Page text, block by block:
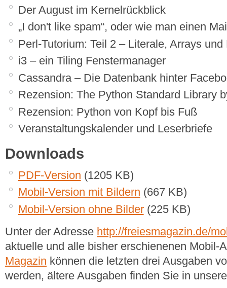
Der August im Kernelrückblick
„I don't like spam“, oder wie man einen
Perl-Tutorium: Teil 2 – Literale, Arrays und
i3 – ein Tiling Fenstermanager
Cassandra – Die Datenbank hinter
Rezension: The Python Standard Library
Rezension: Python von Kopf bis Fuß
Veranstaltungskalender und Leserbriefe
Downloads
PDF-Version (1205 KB)
Mobil-Version mit Bildern (667 KB)
Mobil-Version ohne Bilder(225 KB)
Unter der Adresse http://freiesmagazin.de/
aktuelle und alle bisher erschienenen Mobil-
Magazin können die letzten drei Ausgaben
werden, ältere Ausgaben finden Sie in